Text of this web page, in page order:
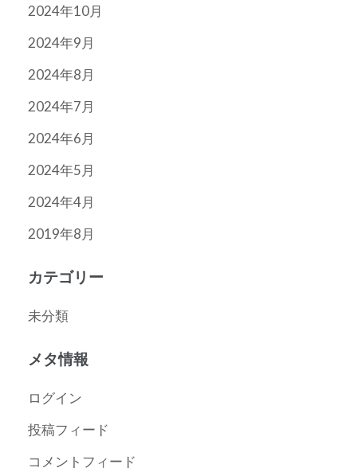
2024年10月
2024年9月
2024年8月
2024年7月
2024年6月
2024年5月
2024年4月
2019年8月
カテゴリー
未分類
メタ情報
ログイン
投稿フィード
コメントフィード